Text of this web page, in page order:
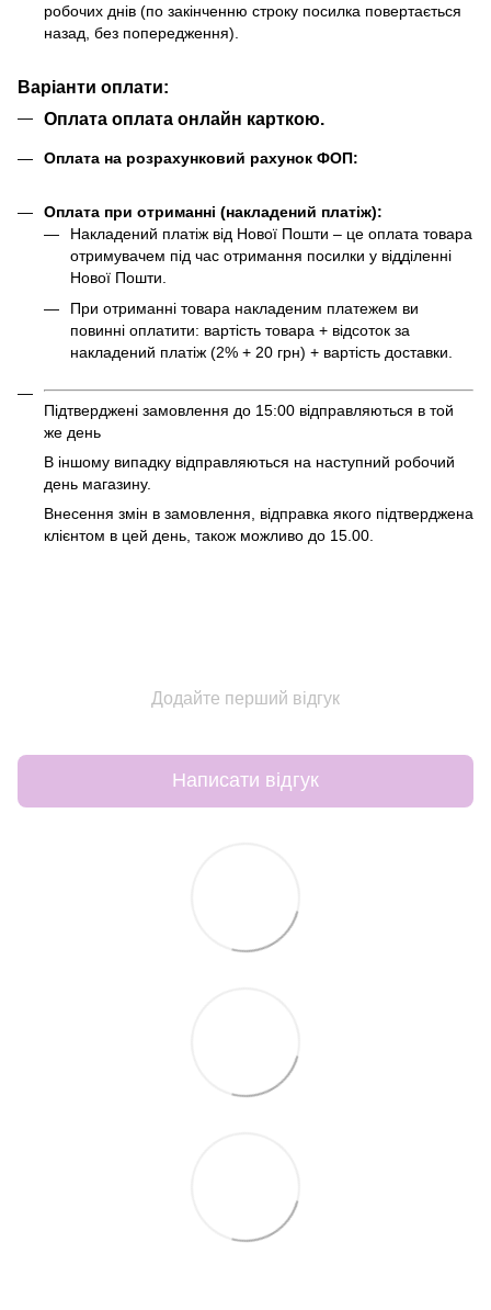
робочих днів (по закінченню строку посилка повертається
назад, без попередження).
Варіанти оплати:
Оплата оплата онлайн карткою.
Оплата на розрахунковий рахунок ФОП:
Оплата при отриманні (накладений платіж):
Накладений платіж від Нової Пошти – це оплата товара
отримувачем під час отримання посилки у відділенні
Нової Пошти.
При отриманні товара накладеним платежем ви
повинні оплатити: вартість товара + відсоток за
накладений платіж (2% + 20 грн) + вартість доставки.
Підтверджені замовлення до 15:00 відправляються в той
же день
В іншому випадку відправляються на наступний робочий
день магазину.
Внесення змін в замовлення, відправка якого підтверджена
клієнтом в цей день, також можливо до 15.00.
Додайте перший відгук
Написати відгук